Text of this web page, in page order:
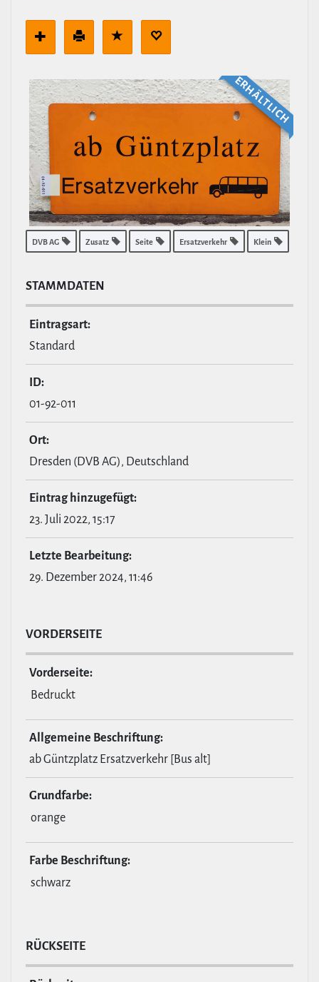
ERHÄLT­LICH
DVB AG Zusatz Seite Ersatzverkehr Klein
STAMM­DATEN
Ein­tragsart:
Standard
ID:
01-92-011
Ort:
Dresden (DVB AG), Deutschland
Eintrag hin­zu­ge­fügt:
23. Juli 2022, 15:17
Letzte Bear­bei­tung:
29. Dezember 2024, 11:46
VOR­DER­SEITE
Vor­der­seite:
Bedruckt
All­ge­meine Beschrif­tung:
ab Güntzplatz Ersatzverkehr [Bus alt]
Grund­farbe:
orange
Farbe Beschrif­tung:
schwarz
RÜCKSEITE